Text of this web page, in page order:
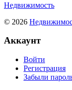
Недвижимость
© 2026
Аккаунт
Войти
Регистрация
Забыли